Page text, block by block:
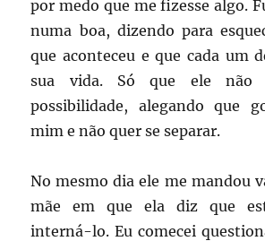
por medo que me fizesse algo.
numa boa, dizendo para
que aconteceu e que cada um
sua vida. Só que ele não
possibilidade, alegando que
mim e não quer se separar.
No mesmo dia ele me mandou
mãe em que ela diz que
interná-lo. Eu comecei